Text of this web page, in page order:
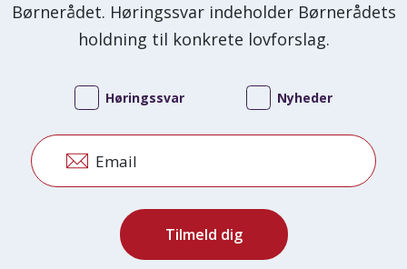
Børnerådet. Høringssvar indeholder Børnerådets
holdning til konkrete lovforslag.
Email
Høringssvar Nyheder